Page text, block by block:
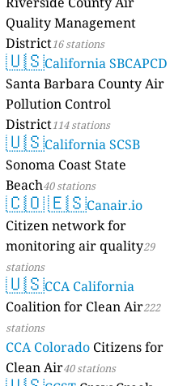
Quality Management
District16 stations
🇺🇸California SBCAPCD
Santa Barbara County Air
Pollution Control
District114 stations
🇺🇸California SCSB
Sonoma Coast State
Beach40 stations
🇨🇴🇪🇸Canair.io
Citizen network for
monitoring air quality29
stations
🇺🇸CCA California
Coalition for Clean Air222
stations
CCA Colorado Citizens for
Clean Air40 stations